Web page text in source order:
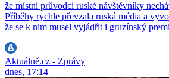
že místní průvodci ruské návštěvníky
Příběhy rychle převzala ruská média a
že se k nim musel vyjádřit i gruzínský
Aktuálně.cz - Zprávy
dnes, 17:14